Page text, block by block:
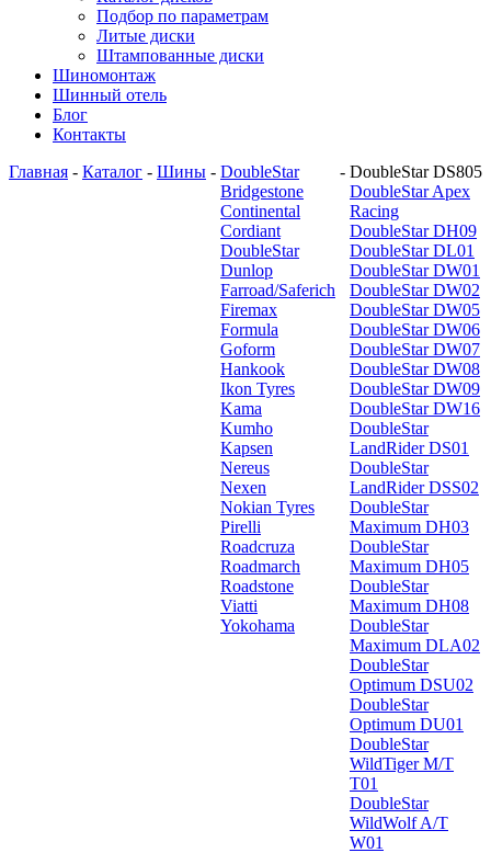
Подбор по параметрам
Литые диски
Штампованные диски
Шиномонтаж
Шинный отель
Блог
Контакты
Главная - Каталог - Шины - DoubleStar
Bridgestone
Continental
Cordiant
DoubleStar
Dunlop
Farroad/Saferich
Firemax
Formula
Goform
Hankook
Ikon Tyres
Kama
Kumho
Kapsen
Nereus
Nexen
Nokian Tyres
Pirelli
Roadcruza
Roadmarch
Roadstone
Viatti
Yokohama
- DoubleStar DS805
DoubleStar Apex
Racing
DoubleStar DH09
DoubleStar DL01
DoubleStar DW01
DoubleStar DW02
DoubleStar DW05
DoubleStar DW06
DoubleStar DW07
DoubleStar DW08
DoubleStar DW09
DoubleStar DW16
DoubleStar
LandRider DS01
DoubleStar
LandRider DSS02
DoubleStar
Maximum DH03
DoubleStar
Maximum DH05
DoubleStar
Maximum DH08
DoubleStar
Maximum DLA02
DoubleStar
Optimum DSU02
DoubleStar
Optimum DU01
DoubleStar
WildTiger M/T
T01
DoubleStar
WildWolf A/T
W01